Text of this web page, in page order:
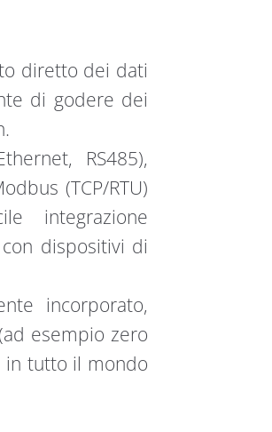
diretto dei dati
di godere dei
RS485),
(TCP/RTU)
integrazione
dispositivi di
incorporato,
esempio zero
in tutto il mondo